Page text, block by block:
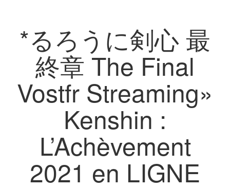
*るろうに剣心 最
終章 The Final
Vostfr Streaming»
Kenshin :
L’Achèvement
2021 en LIGNE